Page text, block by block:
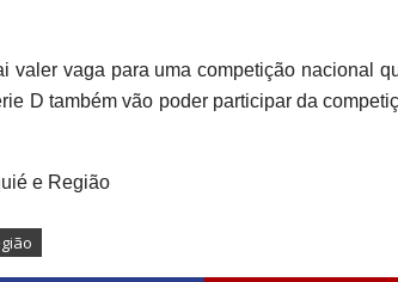
valer vaga para uma competição nacional
D também vão poder participar da
e Região